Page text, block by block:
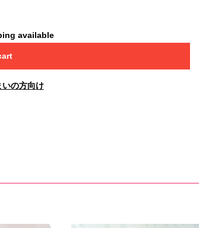
available
いの方向け